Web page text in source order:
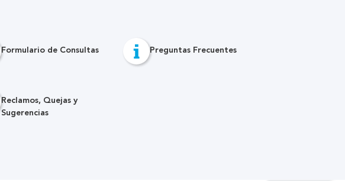
Formulario de Consultas Preguntas Frecuentes
Reclamos, Quejas y
Sugerencias